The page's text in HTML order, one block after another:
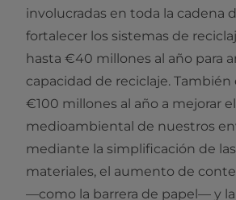
involucradas en toda la cadena
fortalecer los sistemas de
hasta €40 millones al año para
capacidad de reciclaje.
€100 millones al año a mejorar
medioambiental de nuestros
mediante la simplificación de
materiales, el aumento de
—como la barrera de papel— y